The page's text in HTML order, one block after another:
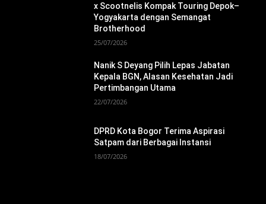
x Scootnelis Kompak Touring Depok–
Yogyakarta dengan Semangat
Brotherhood
25/07/2026
Nanik S Deyang Pilih Lepas Jabatan
Kepala BGN, Alasan Kesehatan Jadi
Pertimbangan Utama
22/07/2026
DPRD Kota Bogor Terima Aspirasi
Satpam dari Berbagai Instansi
18/07/2026